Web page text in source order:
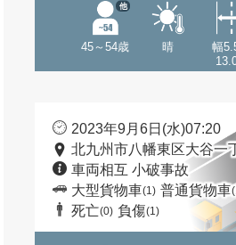
45～54歳
他
晴
幅
2023年9月6日(水)07:20
北九州市八幡東区大谷一
車両相互 小破事故
大型貨物車(1) 普通貨物車
死亡(0) 負傷(1)